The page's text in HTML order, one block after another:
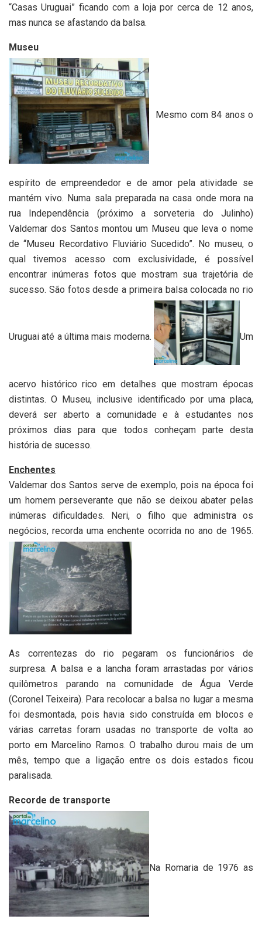
“Casas Uruguai” ficando com a loja por cerca de 12 anos,
mas nunca se afastando da balsa.
Museu
Mesmo com 84 anos o
espírito de empreendedor e de amor pela atividade se
mantém vivo. Numa sala preparada na casa onde mora na
rua Independência (próximo a sorveteria do Julinho)
Valdemar dos Santos montou um Museu que leva o nome
de “Museu Recordativo Fluviário Sucedido”. No museu, o
qual tivemos acesso com exclusividade, é possível
encontrar inúmeras fotos que mostram sua trajetória de
sucesso. São fotos desde a primeira balsa colocada no rio
Uruguai até a última mais moderna. Um
acervo histórico rico em detalhes que mostram épocas
distintas. O Museu, inclusive identificado por uma placa,
deverá ser aberto a comunidade e à estudantes nos
próximos dias para que todos conheçam parte desta
história de sucesso.
Enchentes
Valdemar dos Santos serve de exemplo, pois na época foi
um homem perseverante que não se deixou abater pelas
inúmeras dificuldades. Neri, o filho que administra os
negócios, recorda uma enchente ocorrida no ano de 1965.
As correntezas do rio pegaram os funcionários de
surpresa. A balsa e a lancha foram arrastadas por vários
quilômetros parando na comunidade de Água Verde
(Coronel Teixeira). Para recolocar a balsa no lugar a mesma
foi desmontada, pois havia sido construída em blocos e
várias carretas foram usadas no transporte de volta ao
porto em Marcelino Ramos. O trabalho durou mais de um
mês, tempo que a ligação entre os dois estados ficou
paralisada.
Recorde de transporte
Na Romaria de 1976 as